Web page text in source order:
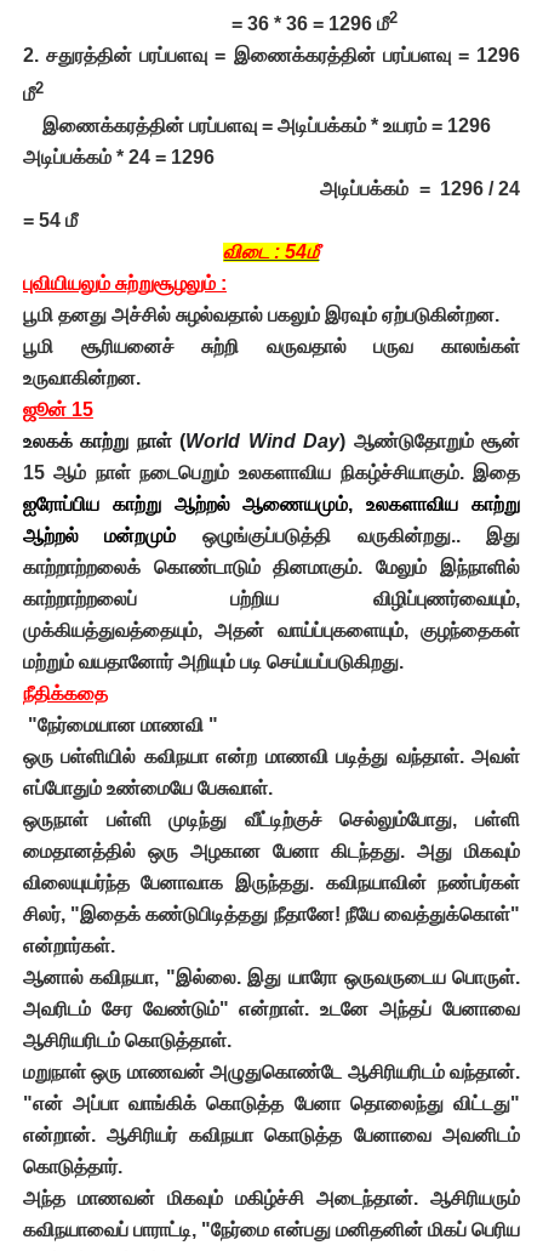
= 36 * 36 = 1296 மீ2
2. சதுரத்தின் பரப்பளவு = இணைக்கரத்தின் பரப்பளவு = 1296
மீ2
இணைக்கரத்தின் பரப்பளவு = அடிப்பக்கம் * உயரம் = 1296
அடிப்பக்கம் * 24 = 1296
அடிப்பக்கம் = 1296 / 24
= 54 மீ
விடை : 54மீ
புவியியலும் சுற்றுசூழலும் :
பூமி தனது அச்சில் சுழல்வதால் பகலும் இரவும் ஏற்படுகின்றன.
பூமி சூரியனைச் சுற்றி வருவதால் பருவ காலங்கள்
உருவாகின்றன.
ஜூன் 15
உலகக் காற்று நாள்(World Wind Day) ஆண்டுதோறும்சூன்
15ஆம் நாள் நடைபெறும் உலகளாவிய நிகழ்ச்சியாகும். இதை
ஐரோப்பிய காற்று ஆற்றல் ஆணையமும்,உலகளாவிய காற்று
ஆற்றல் மன்றமும் ஒழுங்குப்படுத்தி வருகின்றது..இது
காற்றாற்றலைக்கொண்டாடும் தினமாகும். மேலும் இந்நாளில்
காற்றாற்றலைப் பற்றிய விழிப்புணர்வையும்,
முக்கியத்துவத்தையும், அதன் வாய்ப்புகளையும், குழந்தைகள்
மற்றும் வயதானோர் அறியும் படி செய்யப்படுகிறது.
நீதிக்கதை
"நேர்மையான மாணவி "
ஒரு பள்ளியில் கவிநயா என்ற மாணவி படித்து வந்தாள். அவள்
எப்போதும் உண்மையே பேசுவாள்.
ஒருநாள் பள்ளி முடிந்து வீட்டிற்குச் செல்லும்போது, பள்ளி
மைதானத்தில் ஒரு அழகான பேனா கிடந்தது. அது மிகவும்
விலையுயர்ந்த பேனாவாக இருந்தது. கவிநயாவின் நண்பர்கள்
சிலர், "இதைக் கண்டுபிடித்தது நீதானே! நீயே வைத்துக்கொள்"
என்றார்கள்.
ஆனால் கவிநயா, "இல்லை. இது யாரோ ஒருவருடைய பொருள்.
அவரிடம் சேர வேண்டும்" என்றாள். உடனே அந்தப் பேனாவை
ஆசிரியரிடம் கொடுத்தாள்.
மறுநாள் ஒரு மாணவன் அழுதுகொண்டே ஆசிரியரிடம் வந்தான்.
"என் அப்பா வாங்கிக் கொடுத்த பேனா தொலைந்து விட்டது"
என்றான். ஆசிரியர் கவிநயா கொடுத்த பேனாவை அவனிடம்
கொடுத்தார்.
அந்த மாணவன் மிகவும் மகிழ்ச்சி அடைந்தான். ஆசிரியரும்
கவிநயாவைப் பாராட்டி, "நேர்மை என்பது மனிதனின் மிகப் பெரிய